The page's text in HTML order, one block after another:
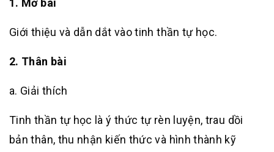
1. Mở bài
Giới thiệu và dẫn dắt vào tinh thần tự học.
2. Thân bài
a. Giải thích
Tinh thần tự học là ý thức tự rèn luyện, trau dồi
bản thân, thu nhận kiến thức và hình thành kỹ